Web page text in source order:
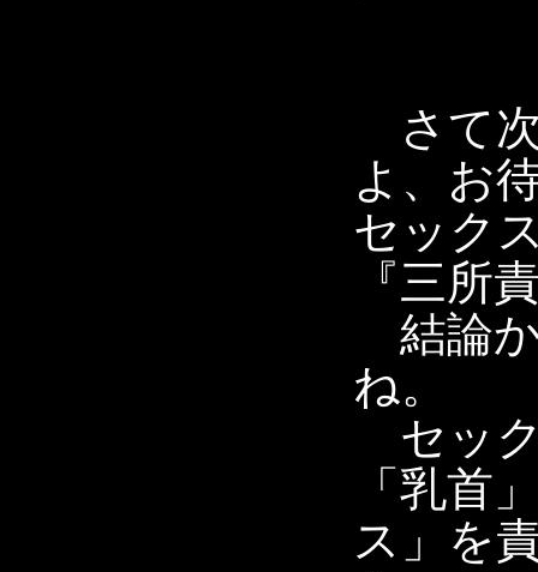
さて
よ、お
セック
『三所
結論
ね。
セッ
「乳首
ス」を